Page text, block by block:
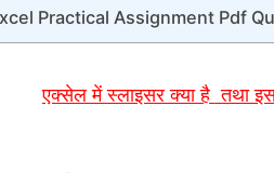
Practical Assignment Pdf
एक्सेल में स्लाइसर क्या है तथा